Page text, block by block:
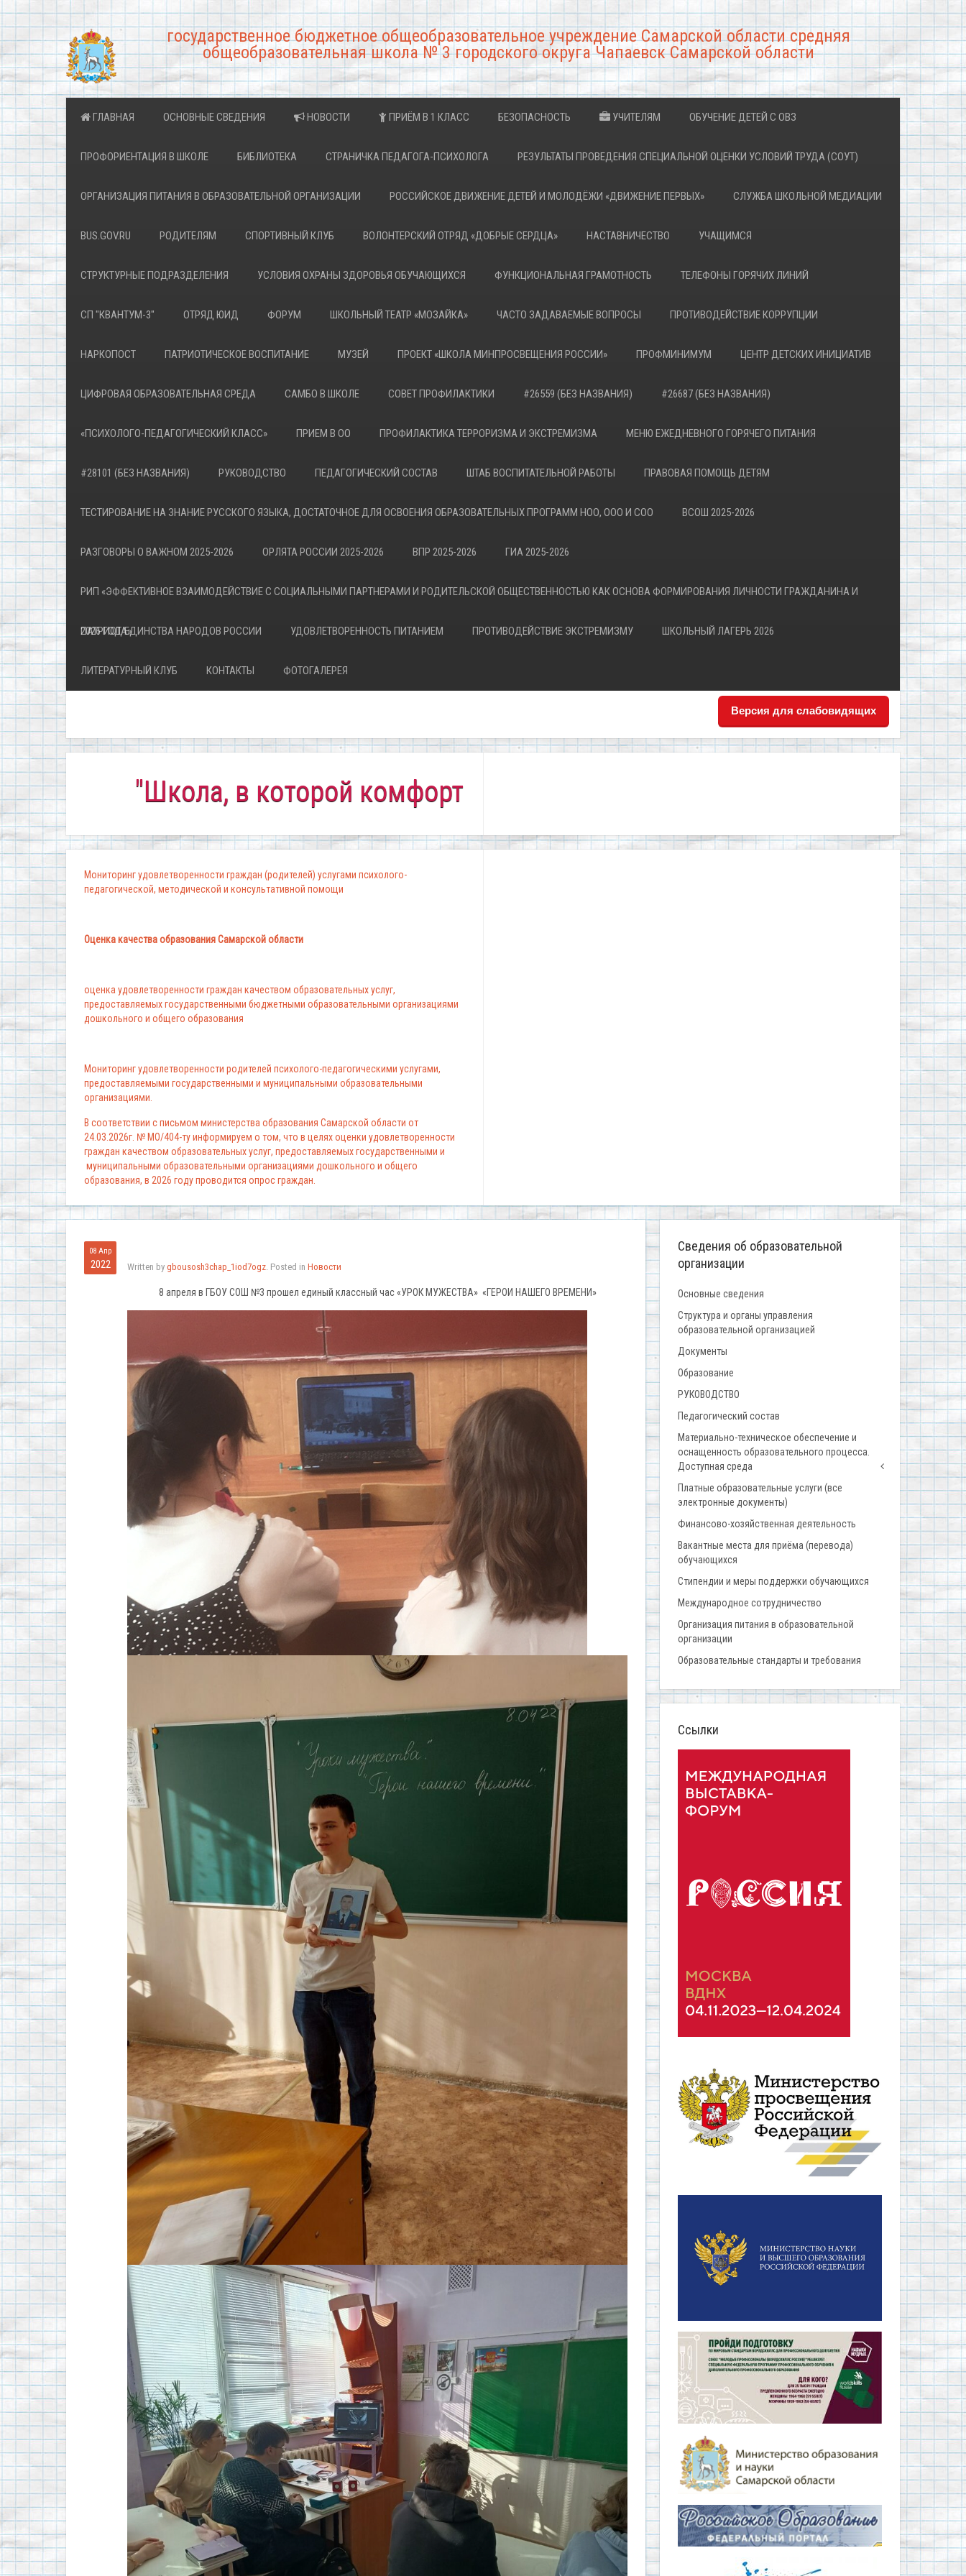
государственное бюджетное общеобразовательное учреждение Самарской области средняя
общеобразовательная школа № 3 городского округа Чапаевск Самарской области
ГЛАВНАЯ ОСНОВНЫЕ СВЕДЕНИЯ НОВОСТИ ПРИЁМ В 1 КЛАСС БЕЗОПАСНОСТЬ УЧИТЕЛЯМ ОБУЧЕНИЕ ДЕТЕЙ С ОВЗ
ПРОФОРИЕНТАЦИЯ В ШКОЛЕ БИБЛИОТЕКА СТРАНИЧКА ПЕДАГОГА-ПСИХОЛОГА РЕЗУЛЬТАТЫ ПРОВЕДЕНИЯ СПЕЦИАЛЬНОЙ ОЦЕНКИ УСЛОВИЙ ТРУДА (СОУТ)
ОРГАНИЗАЦИЯ ПИТАНИЯ В ОБРАЗОВАТЕЛЬНОЙ ОРГАНИЗАЦИИ РОССИЙСКОЕ ДВИЖЕНИЕ ДЕТЕЙ И МОЛОДЁЖИ «ДВИЖЕНИЕ ПЕРВЫХ» СЛУЖБА ШКОЛЬНОЙ МЕДИАЦИИ
BUS.GOV.RU РОДИТЕЛЯМ СПОРТИВНЫЙ КЛУБ ВОЛОНТЕРСКИЙ ОТРЯД «ДОБРЫЕ СЕРДЦА» НАСТАВНИЧЕСТВО УЧАЩИМСЯ
СТРУКТУРНЫЕ ПОДРАЗДЕЛЕНИЯ УСЛОВИЯ ОХРАНЫ ЗДОРОВЬЯ ОБУЧАЮЩИХСЯ ФУНКЦИОНАЛЬНАЯ ГРАМОТНОСТЬ ТЕЛЕФОНЫ ГОРЯЧИХ ЛИНИЙ
СП "КВАНТУМ-3" ОТРЯД ЮИД ФОРУМ ШКОЛЬНЫЙ ТЕАТР «МОЗАЙКА» ЧАСТО ЗАДАВАЕМЫЕ ВОПРОСЫ ПРОТИВОДЕЙСТВИЕ КОРРУПЦИИ
НАРКОПОСТ ПАТРИОТИЧЕСКОЕ ВОСПИТАНИЕ МУЗЕЙ ПРОЕКТ «ШКОЛА МИНПРОСВЕЩЕНИЯ РОССИИ» ПРОФМИНИМУМ ЦЕНТР ДЕТСКИХ ИНИЦИАТИВ
ЦИФРОВАЯ ОБРАЗОВАТЕЛЬНАЯ СРЕДА САМБО В ШКОЛЕ СОВЕТ ПРОФИЛАКТИКИ #26559 (БЕЗ НАЗВАНИЯ) #26687 (БЕЗ НАЗВАНИЯ)
«ПСИХОЛОГО-ПЕДАГОГИЧЕСКИЙ КЛАСС» ПРИЕМ В ОО ПРОФИЛАКТИКА ТЕРРОРИЗМА И ЭКСТРЕМИЗМА МЕНЮ ЕЖЕДНЕВНОГО ГОРЯЧЕГО ПИТАНИЯ
#28101 (БЕЗ НАЗВАНИЯ) РУКОВОДСТВО ПЕДАГОГИЧЕСКИЙ СОСТАВ ШТАБ ВОСПИТАТЕЛЬНОЙ РАБОТЫ ПРАВОВАЯ ПОМОЩЬ ДЕТЯМ
ТЕСТИРОВАНИЕ НА ЗНАНИЕ РУССКОГО ЯЗЫКА, ДОСТАТОЧНОЕ ДЛЯ ОСВОЕНИЯ ОБРАЗОВАТЕЛЬНЫХ ПРОГРАММ НОО, ООО И СОО ВСОШ 2025-2026
РАЗГОВОРЫ О ВАЖНОМ 2025-2026 ОРЛЯТА РОССИИ 2025-2026 ВПР 2025-2026 ГИА 2025-2026
РИП «ЭФФЕКТИВНОЕ ВЗАИМОДЕЙСТВИЕ С СОЦИАЛЬНЫМИ ПАРТНЕРАМИ И РОДИТЕЛЬСКОЙ ОБЩЕСТВЕННОСТЬЮ КАК ОСНОВА ФОРМИРОВАНИЯ ЛИЧНОСТИ ГРАЖДАНИНА И
ПАТРИОТА»
2026 ГОД ЕДИНСТВА НАРОДОВ РОССИИ УДОВЛЕТВОРЕННОСТЬ ПИТАНИЕМ ПРОТИВОДЕЙСТВИЕ ЭКСТРЕМИЗМУ ШКОЛЬНЫЙ ЛАГЕРЬ 2026
ЛИТЕРАТУРНЫЙ КЛУБ КОНТАКТЫ ФОТОГАЛЕРЕЯ
Версия для слабовидящих
"Школа, в которой комфортно всем!"
Мониторинг удовлетворенности граждан (родителей) услугами психолого-
педагогической, методической и консультативной помощи
Оценка качества образования Самарской области
оценка удовлетворенности граждан качеством образовательных услуг,
предоставляемых государственными бюджетными образовательными организациями
дошкольного и общего образования
Мониторинг удовлетворенности родителей психолого-педагогическими услугами,
предоставляемыми государственными и муниципальными образовательными
организациями.
В соответствии с письмом министерства образования Самарской области от
24.03.2026г. № МО/404-ту информируем о том, что в целях оценки удовлетворенности
граждан качеством образовательных услуг, предоставляемых государственными и
муниципальными образовательными организациями дошкольного и общего
образования, в 2026 году проводится опрос граждан.
08 Апр
2022 Written by gbousosh3chap_1iod7ogz. Posted in Новости
8 апреля в ГБОУ СОШ №3 прошел единый классный час «УРОК МУЖЕСТВА» «ГЕРОИ НАШЕГО ВРЕМЕНИ»
Сведения об образовательной
организации
Основные сведения
Структура и органы управления
образовательной организацией
Документы
Образование
РУКОВОДСТВО
Педагогический состав
Материально-техническое обеспечение и
оснащенность образовательного процесса.
Доступная среда
Платные образовательные услуги (все
электронные документы)
Финансово-хозяйственная деятельность
Вакантные места для приёма (перевода)
обучающихся
Стипендии и меры поддержки обучающихся
Международное сотрудничество
Организация питания в образовательной
организации
Образовательные стандарты и требования
Ссылки